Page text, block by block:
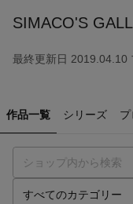
SIMACO'S
最終更新日 2019.04.10
作品一覧 シリーズ